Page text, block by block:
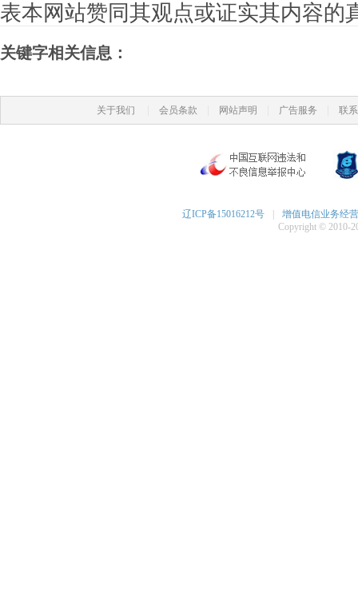
表本网站赞同其观点或证实其内容的
关键字相关信息：
关于我们 会员条款 网站声明 广告服务 联
辽ICP备15016212号
增值电信业务经
Copyright © 2010-